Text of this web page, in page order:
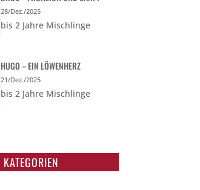
28/Dez./2025
bis 2 Jahre Mischlinge
HUGO – EIN LÖWENHERZ
21/Dez./2025
bis 2 Jahre Mischlinge
KATEGORIEN